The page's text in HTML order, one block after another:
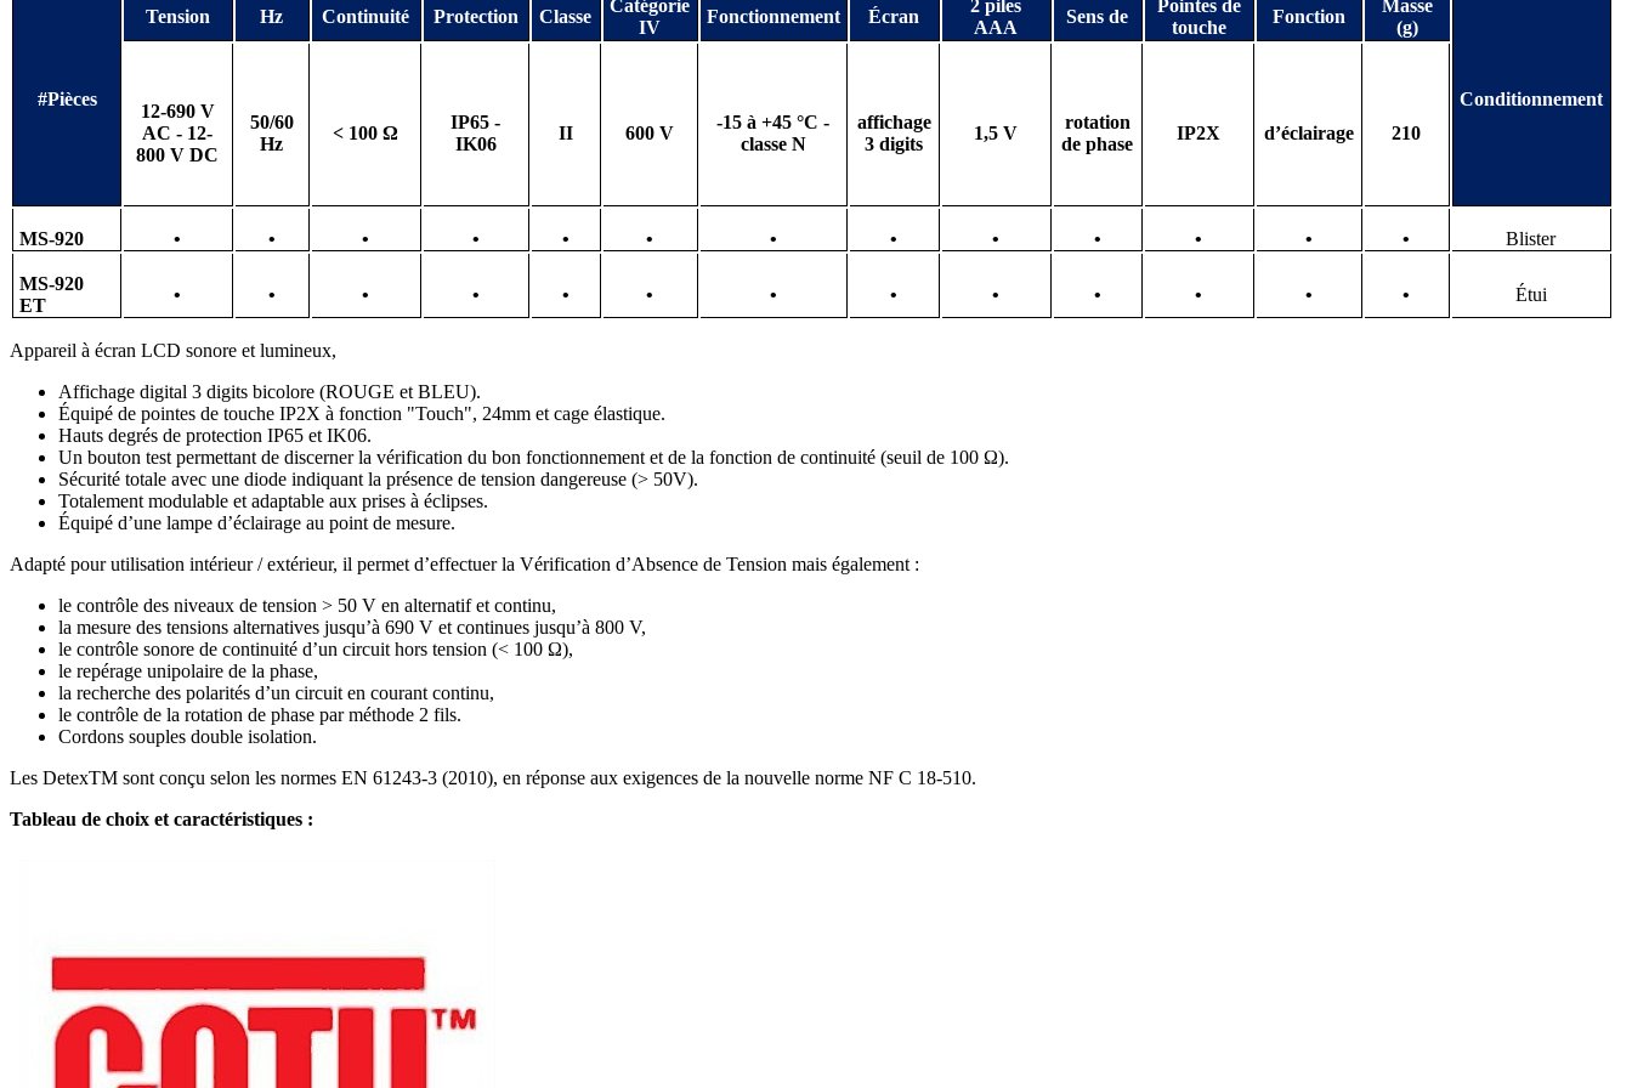
#Pièces
Tension Hz Continuité Protection Classe
Catégorie
IV
Fonctionnement Écran
2 piles
AAA
Sens de
Pointes de
touche
Fonction
Masse
(g)
Conditionnement
12-690 V
AC - 12-
800 V DC
50/60
Hz
< 100 Ω
IP65 -
IK06
II 600 V
-15 à +45 °C -
classe N
affichage
3 digits
1,5 V
rotation
de phase
IP2X d’éclairage 210
MS-920 • • • • • • • • • • • • • Blister
MS-920
ET
• • • • • • • • • • • • • Étui
Appareil à écran LCD sonore et lumineux,
Affichage digital 3 digits bicolore (ROUGE et BLEU).
Équipé de pointes de touche IP2X à fonction "Touch", 24mm et cage élastique.
Hauts degrés de protection IP65 et IK06.
Un bouton test permettant de discerner la vérification du bon fonctionnement et de la fonction de continuité (seuil de 100 Ω).
Sécurité totale avec une diode indiquant la présence de tension dangereuse (> 50V).
Totalement modulable et adaptable aux prises à éclipses.
Équipé d’une lampe d’éclairage au point de mesure.
Adapté pour utilisation intérieur / extérieur, il permet d’effectuer la Vérification d’Absence de Tension mais également :
le contrôle des niveaux de tension > 50 V en alternatif et continu,
la mesure des tensions alternatives jusqu’à 690 V et continues jusqu’à 800 V,
le contrôle sonore de continuité d’un circuit hors tension (< 100 Ω),
le repérage unipolaire de la phase,
la recherche des polarités d’un circuit en courant continu,
le contrôle de la rotation de phase par méthode 2 fils.
Cordons souples double isolation.
Les DetexTM sont conçu selon les normes EN 61243-3 (2010), en réponse aux exigences de la nouvelle norme NF C 18-510.
Tableau de choix et caractéristiques :